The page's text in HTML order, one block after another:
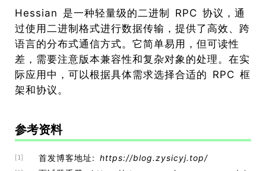
Hessian 是一种轻量级的二进制 RPC 协议，通
过使用二进制格式进行数据传输，提供了高效、跨
语言的分布式通信方式。它简单易用，但可读性
差，需要注意版本兼容性和复杂对象的处理。在实
际应用中，可以根据具体需求选择合适的 RPC 框
架和协议。
参考资料
[1] 首发博客地址: https://blog.zysicyj.top/